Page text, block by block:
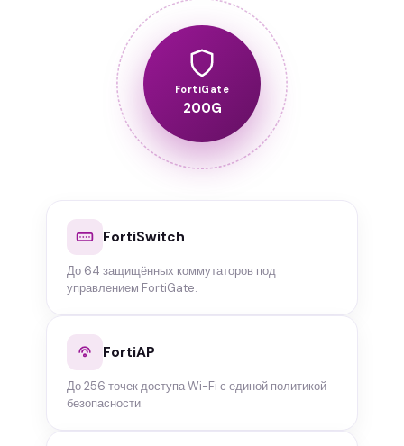
FortiSwitch
До 64 защищённых коммутаторов под
управлением FortiGate.
FortiAP
До 256 точек доступа Wi-Fi с единой политикой
безопасности.
FortiGate
200G